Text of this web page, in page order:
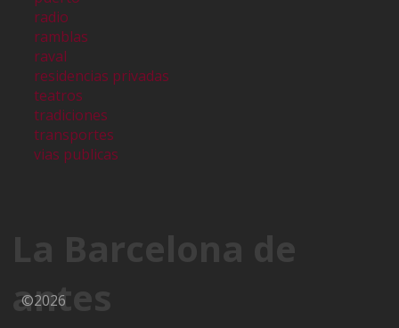
radio
ramblas
raval
residencias privadas
teatros
tradiciones
transportes
vias publicas
La Barcelona de
antes
©2026